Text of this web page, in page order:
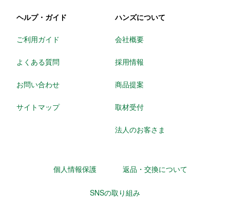
ヘルプ・ガイド
ご利用ガイド
よくある質問
お問い合わせ
サイトマップ
ハンズについて
会社概要
採用情報
商品提案
取材受付
法人のお客さま
個人情報保護 返品・交換について
SNSの取り組み